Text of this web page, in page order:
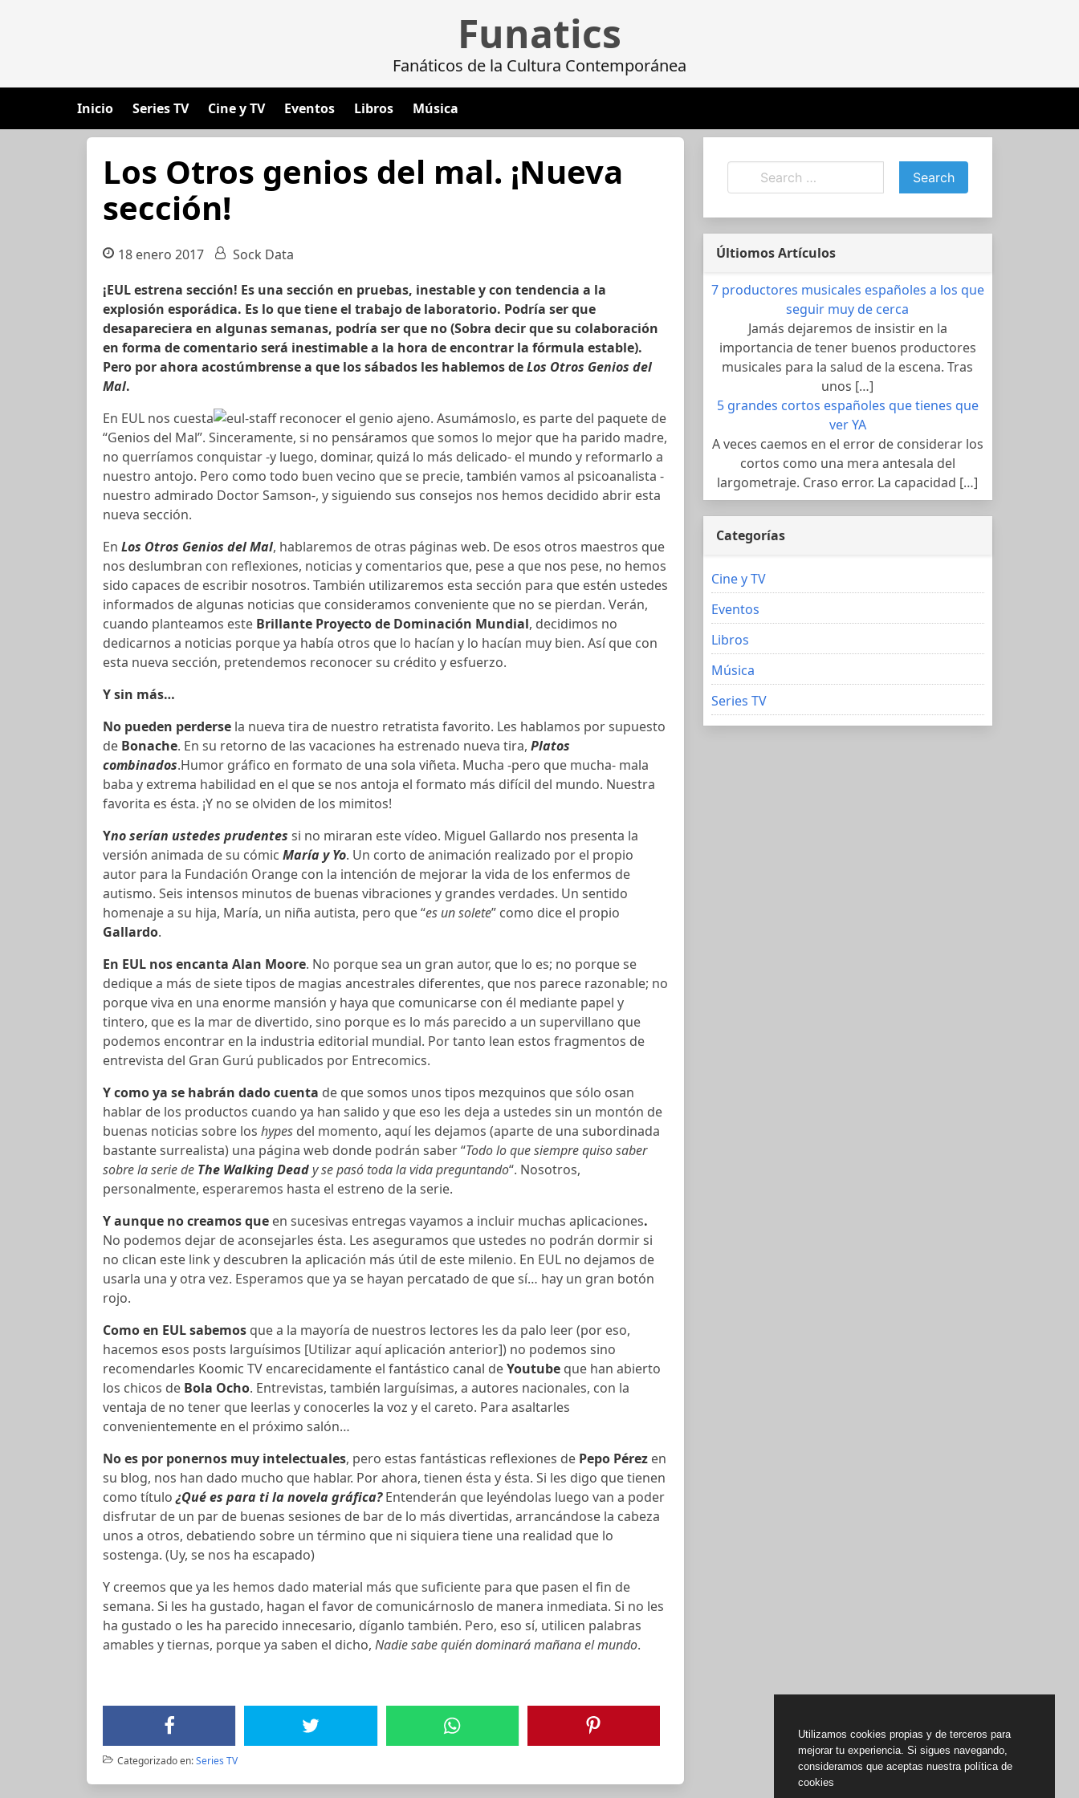
Funatics
Fanáticos de la Cultura Contemporánea
Inicio Series TV Cine y TV Eventos Libros Música
Los Otros genios del mal. ¡Nueva
sección!
18 enero 2017
Sock Data
¡EUL estrena sección! Es una sección en pruebas, inestable y con tendencia a la
explosión esporádica. Es lo que tiene el trabajo de laboratorio. Podría ser que
desapareciera en algunas semanas, podría ser que no (Sobra decir que su colaboración
en forma de comentario será inestimable a la hora de encontrar la fórmula estable).
Pero por ahora acostúmbrense a que los sábados les hablemos deLos Otros Genios del
Mal.
En EUL nos cuesta
reconocer el genio ajeno. Asumámoslo, es parte del paquete de
“Genios del Mal”. Sinceramente, si no pensáramos que somos lo mejor que ha parido madre,
no querríamos conquistar -y luego, dominar, quizá lo más delicado- el mundo y reformarlo a
nuestro antojo. Pero como todo buen vecino que se precie, también vamos al psicoanalista -
nuestro admirado Doctor Samson-, y siguiendo sus consejos nos hemos decidido abrir esta
nueva sección.
En Los Otros Genios del Mal, hablaremos de otras páginas web. De esos otros maestros que
nos deslumbran con reflexiones, noticias y comentarios que, pese a que nos pese, no hemos
sido capaces de escribir nosotros. También utilizaremos esta sección para que estén ustedes
informados de algunas noticias que consideramos conveniente que no se pierdan. Verán,
cuando planteamos este Brillante Proyecto de Dominación Mundial, decidimos no
dedicarnos a noticias porque ya había otros que lo hacían y lo hacían muy bien. Así que con
esta nueva sección, pretendemos reconocer su crédito y esfuerzo.
Y sin más…
No pueden perderse la nueva tira de nuestro retratista favorito. Les hablamos por supuesto
de Bonache. En su retorno de las vacaciones ha estrenado nueva tira, Platos
combinados.Humor gráfico en formato de una sola viñeta. Mucha -pero que mucha- mala
baba y extrema habilidad en el que se nos antoja el formato más difícil del mundo. Nuestra
favorita es ésta. ¡Y no se olviden de los mimitos!
Yno serían ustedes prudentes si no miraran este vídeo. Miguel Gallardo nos presenta la
versión animada de su cómic María y Yo. Un corto de animación realizado por el propio
autor para la Fundación Orange con la intención de mejorar la vida de los enfermos de
autismo. Seis intensos minutos de buenas vibraciones y grandes verdades. Un sentido
homenaje a su hija, María, un niña autista, pero que “es un solete” como dice el propio
Gallardo.
En EUL nos encanta Alan Moore. No porque sea un gran autor, que lo es; no porque se
dedique a más de siete tipos de magias ancestrales diferentes, que nos parece razonable; no
porque viva en una enorme mansión y haya que comunicarse con él mediante papel y
tintero, que es la mar de divertido, sino porque es lo más parecido a un supervillano que
podemos encontrar en la industria editorial mundial. Por tanto lean estos fragmentos de
entrevista del Gran Gurú publicados por Entrecomics.
Y como ya se habrán dado cuenta de que somos unos tipos mezquinos que sólo osan
hablar de los productos cuando ya han salido y que eso les deja a ustedes sin un montón de
buenas noticias sobre los hypes del momento, aquí les dejamos (aparte de una subordinada
bastante surrealista) una página web donde podrán saber “Todo lo que siempre quiso saber
sobre la serie de The Walking Deady se pasó toda la vida preguntando“. Nosotros,
personalmente, esperaremos hasta el estreno de la serie.
Y aunque no creamos que en sucesivas entregas vayamos a incluir muchas aplicaciones.
No podemos dejar de aconsejarles ésta. Les aseguramos que ustedes no podrán dormir si
no clican este link y descubren la aplicación más útil de este milenio. En EUL no dejamos de
usarla una y otra vez. Esperamos que ya se hayan percatado de que sí… hay un gran botón
rojo.
Como en EUL sabemos que a la mayoría de nuestros lectores les da palo leer (por eso,
hacemos esos posts larguísimos [Utilizar aquí aplicación anterior]) no podemos sino
recomendarles Koomic TV encarecidamente el fantástico canal deYoutube que han abierto
los chicos de Bola Ocho. Entrevistas, también larguísimas, a autores nacionales, con la
ventaja de no tener que leerlas y conocerles la voz y el careto. Para asaltarles
convenientemente en el próximo salón…
No es por ponernos muy intelectuales, pero estas fantásticas reflexiones de Pepo Pérez en
su blog, nos han dado mucho que hablar. Por ahora, tienen ésta y ésta. Si les digo que tienen
como título¿Qué es para ti la novela gráfica?Entenderán que leyéndolas luego van a poder
disfrutar de un par de buenas sesiones de bar de lo más divertidas, arrancándose la cabeza
unos a otros, debatiendo sobre un término que ni siquiera tiene una realidad que lo
sostenga. (Uy, se nos ha escapado)
Y creemos que ya les hemos dado material más que suficiente para que pasen el fin de
semana. Si les ha gustado, hagan el favor de comunicárnoslo de manera inmediata. Si no les
ha gustado o les ha parecido innecesario, díganlo también. Pero, eso sí, utilicen palabras
amables y tiernas, porque ya saben el dicho, Nadie sabe quién dominará mañana el mundo.
Categorizado en:Series TV
Últiomos Artículos
7 productores musicales españoles a los que
seguir muy de cerca
Jamás dejaremos de insistir en la
importancia de tener buenos productores
musicales para la salud de la escena. Tras
unos […]
5 grandes cortos españoles que tienes que
ver YA
A veces caemos en el error de considerar los
cortos como una mera antesala del
largometraje. Craso error. La capacidad […]
Categorías
Cine y TV
Eventos
Libros
Música
Series TV
Utilizamos cookies propias y de terceros para
mejorar tu experiencia. Si sigues navegando,
consideramos que aceptas nuestra política de
cookies